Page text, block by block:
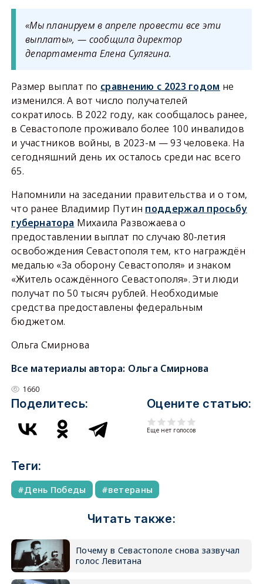
«Мы планируем в апреле провести все эти
выплаты», — сообщила директор
департамента Елена Сулягина.
Размер выплат по сравнению с 2023 годом не
изменился. А вот число получателей
сократилось. В 2022 году, как сообщалось ранее,
в Севастополе проживало более 100 инвалидов
и участников войны, в 2023-м — 93 человека. На
сегодняшний день их осталось среди нас всего
65.
Напомнили на заседании правительства и о том,
что ранее Владимир Путин поддержал просьбу
губернатора Михаила Развожаева о
предоставлении выплат по случаю 80-летия
освобождения Севастополя тем, кто награждён
медалью «За оборону Севастополя» и знаком
«Житель осаждённого Севастополя». Эти люди
получат по 50 тысяч рублей. Необходимые
средства предоставлены федеральным
бюджетом.
Ольга Смирнова
Все материалы автора: Ольга Смирнова
1660
Поделитесь: Оцените статью:
Еще нет голосов
Теги:
День Победы ветераны
Читать также:
Почему в Севастополе снова зазвучал
голос Левитана